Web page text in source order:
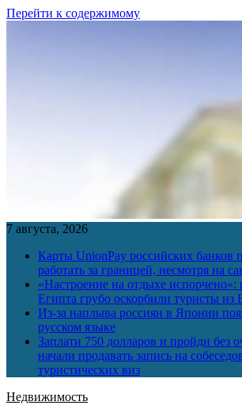
Перейти к содержимому
7 августа, 2026
Карты UnionPay российских банков
работать за границей, несмотря на
«Настроение на отдыхе испорчено»:
Египта грубо оскорбили туристы из
Из-за наплыва россиян в Японии
русском языке
Заплати 750 долларов и пройди без
начали продавать запись на
туристических виз
Недвижимость